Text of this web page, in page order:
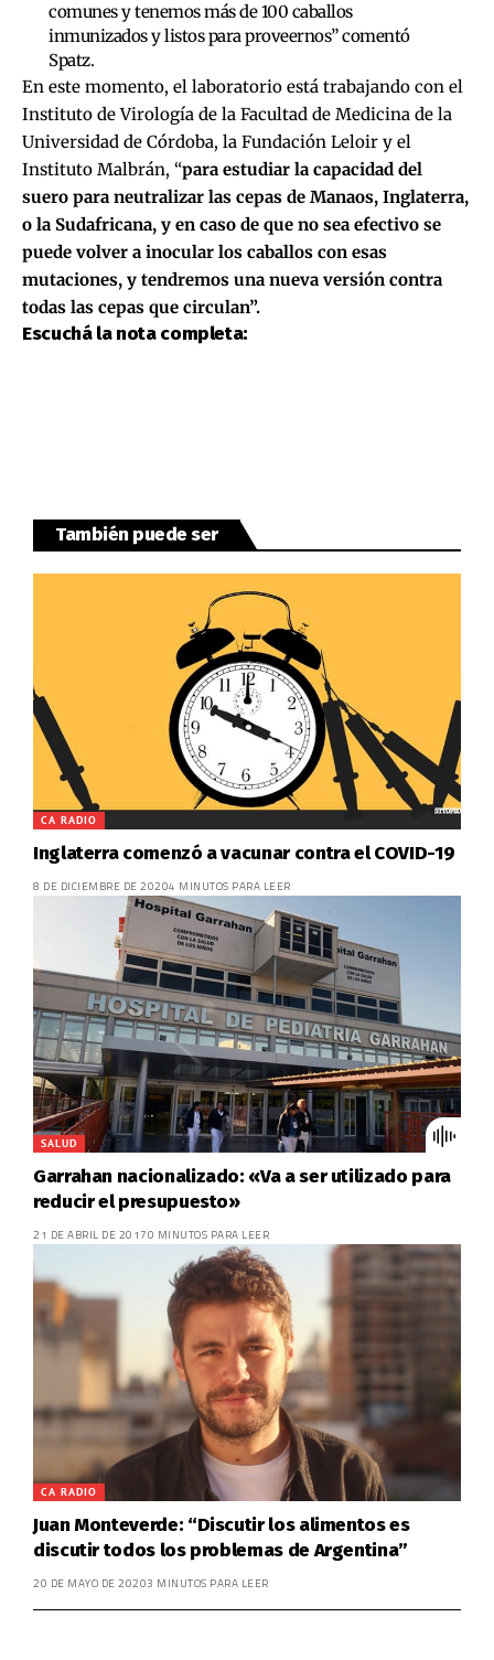
comunes y tenemos más de 100 caballos
inmunizados y listos para proveernos” comentó
Spatz.
En este momento, el laboratorio está trabajando con el
Instituto de Virología de la Facultad de Medicina de la
Universidad de Córdoba, la Fundación Leloir y el
Instituto Malbrán, “para estudiar la capacidad del
suero para neutralizar las cepas de Manaos, Inglaterra,
o la Sudafricana, y en caso de que no sea efectivo se
puede volver a inocular los caballos con esas
mutaciones, y tendremos una nueva versión contra
todas las cepas que circulan”.
Escuchá la nota completa:
También puede ser
CA RADIO
Inglaterra comenzó a vacunar contra el COVID-19
8 DE DICIEMBRE DE 20204 MINUTOS PARA LEER
SALUD
Garrahan nacionalizado: «Va a ser utilizado para
reducir el presupuesto»
21 DE ABRIL DE 20170 MINUTOS PARA LEER
CA RADIO
Juan Monteverde: “Discutir los alimentos es
discutir todos los problemas de Argentina”
20 DE MAYO DE 20203 MINUTOS PARA LEER